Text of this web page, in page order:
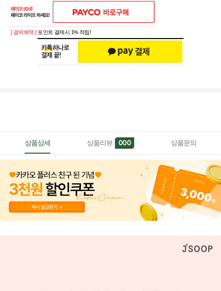
[ 결제혜택 ] 포인트 결제시 1% 적립!
상품상세 상품리뷰 000 상품문의